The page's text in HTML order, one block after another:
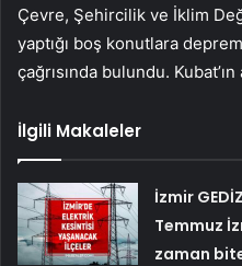
Çevre, Şehircilik ve İklim
yaptığı boş konutlara
çağrısında bulundu.
İlgili Makaleler
İzmir
Temmuz
zaman